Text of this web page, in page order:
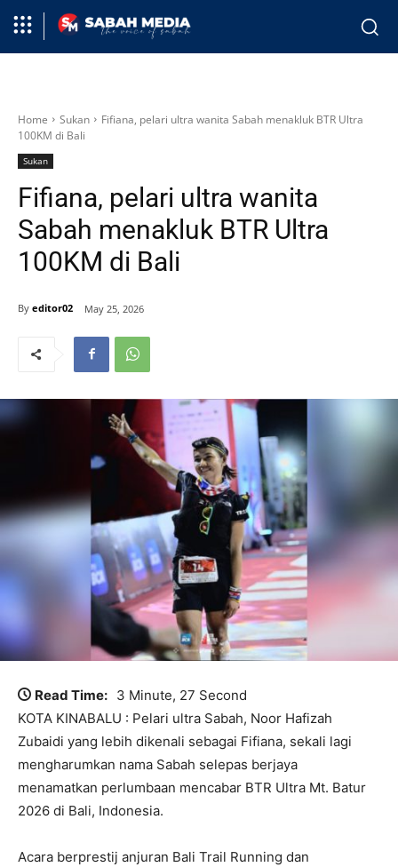
Home Sukan
Fifiana, pelari ultra wanita Sabah menakluk BTR Ultra
100KM di Bali
Sukan
Fifiana, pelari ultra wanita
Sabah menakluk BTR Ultra
100KM di Bali
By editor02 May 25, 2026
Read Time: 3 Minute, 27 Second
KOTA KINABALU : Pelari ultra Sabah, Noor Hafizah
Zubaidi yang lebih dikenali sebagai Fifiana, sekali lagi
mengharumkan nama Sabah selepas berjaya
menamatkan perlumbaan mencabar BTR Ultra Mt. Batur
2026 di Bali, Indonesia.
Acara berprestij anjuran Bali Trail Running dan